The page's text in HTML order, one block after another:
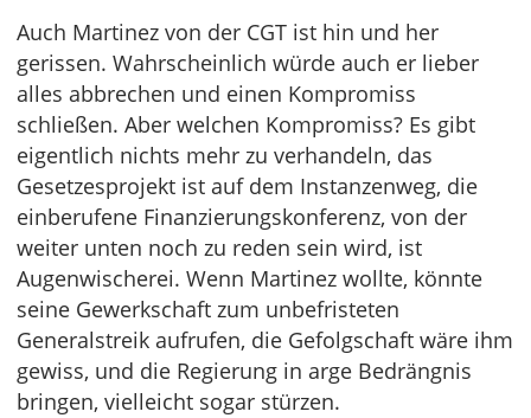
Auch Martinez von der CGT ist hin und her
gerissen. Wahrscheinlich würde auch er lieber
alles abbrechen und einen Kompromiss
schließen. Aber welchen Kompromiss? Es gibt
eigentlich nichts mehr zu verhandeln, das
Gesetzesprojekt ist auf dem Instanzenweg, die
einberufene Finanzierungskonferenz, von der
weiter unten noch zu reden sein wird, ist
Augenwischerei. Wenn Martinez wollte, könnte
seine Gewerkschaft zum unbefristeten
Generalstreik aufrufen, die Gefolgschaft wäre ihm
gewiss, und die Regierung in arge Bedrängnis
bringen, vielleicht sogar stürzen.